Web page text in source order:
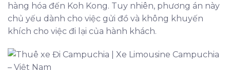
hàng hóa đến Koh Kong. Tuy nhiên, phương án này
chủ yếu dành cho việc gửi đồ và không khuyến
khích cho việc đi lại của hành khách.